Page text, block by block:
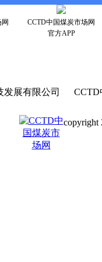
网
CCTD中国煤炭市场网
官方APP
发展有限公司
copyright